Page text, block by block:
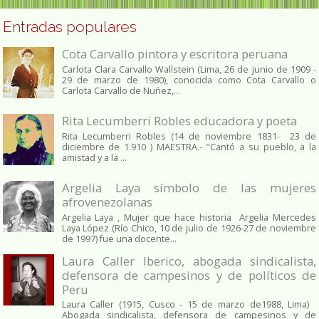
Entradas populares
Cota Carvallo pintora y escritora peruana
Carlota Clara Carvallo Wallstein (Lima, 26 de junio de 1909 -
29 de marzo de 1980), conocida como Cota Carvallo o
Carlota Carvallo de Nuñez,...
Rita Lecumberri Robles educadora y poeta
Rita Lecumberri Robles (14 de noviembre 1831- 23 de
diciembre de 1.910 ) MAESTRA.- "Cantó a su pueblo, a la
amistad y a la ...
Argelia Laya símbolo de las mujeres
afrovenezolanas
Argelia Laya , Mujer que hace historia Argelia Mercedes
Laya López (Río Chico, 10 de julio de 1926-27 de noviembre
de 1997) fue una docente...
Laura Caller Iberico, abogada sindicalista,
defensora de campesinos y de políticos de
Peru
Laura Caller (1915, Cusco - 15 de marzo de1988, Lima)
Abogada sindicalista, defensora de campesinos y de